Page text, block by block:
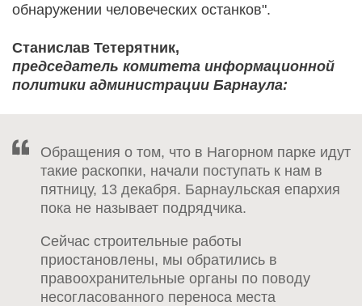
обнаружении человеческих останков".
Станислав Тетерятник,
председатель комитета информационной
политики администрации Барнаула:
Обращения о том, что в Нагорном парке идут
такие раскопки, начали поступать к нам в
пятницу, 13 декабря. Барнаульская епархия
пока не называет подрядчика.
Сейчас строительные работы
приостановлены, мы обратились в
правоохранительные органы по поводу
несогласованного переноса места